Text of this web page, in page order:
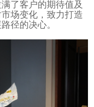
了客户的期待值及
场变化，致力打造
径的决心。